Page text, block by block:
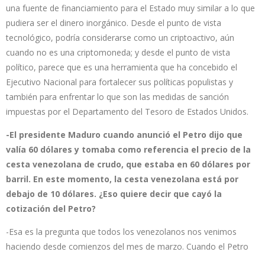
una fuente de financiamiento para el Estado muy similar a lo que
pudiera ser el dinero inorgánico. Desde el punto de vista
tecnológico, podría considerarse como un criptoactivo, aún
cuando no es una criptomoneda; y desde el punto de vista
político, parece que es una herramienta que ha concebido el
Ejecutivo Nacional para fortalecer sus políticas populistas y
también para enfrentar lo que son las medidas de sanción
impuestas por el Departamento del Tesoro de Estados Unidos.
-El presidente Maduro cuando anunció el Petro dijo que
valía 60 dólares y tomaba como referencia el precio de la
cesta venezolana de crudo, que estaba en 60 dólares por
barril. En este momento, la cesta venezolana está por
debajo de 10 dólares. ¿Eso quiere decir que cayó la
cotización del Petro?
-Esa es la pregunta que todos los venezolanos nos venimos
haciendo desde comienzos del mes de marzo. Cuando el Petro